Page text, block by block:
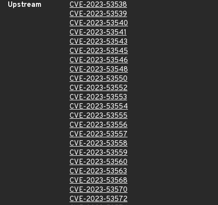
Upstream
CVE-2023-53538
CVE-2023-53539
CVE-2023-53540
CVE-2023-53541
CVE-2023-53543
CVE-2023-53545
CVE-2023-53546
CVE-2023-53548
CVE-2023-53550
CVE-2023-53552
CVE-2023-53553
CVE-2023-53554
CVE-2023-53555
CVE-2023-53556
CVE-2023-53557
CVE-2023-53558
CVE-2023-53559
CVE-2023-53560
CVE-2023-53563
CVE-2023-53568
CVE-2023-53570
CVE-2023-53572